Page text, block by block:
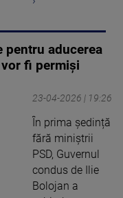
pentru aducerea
fi permiși
23-04-2026 | 19:26
În prima ședință
fără miniștrii
PSD, Guvernul
condus de Ilie
Bolojan a